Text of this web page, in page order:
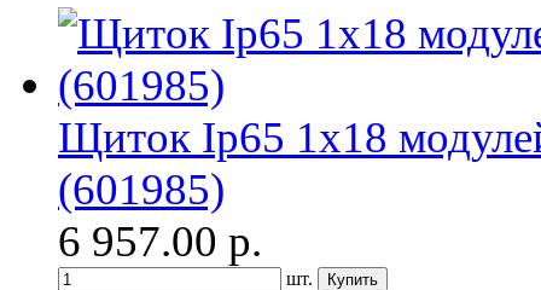
Щиток Ip65 1x18
(601985)
6 957.00 р.
шт.